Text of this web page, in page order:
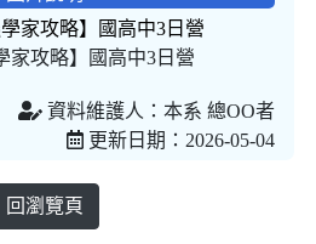
家攻略】國高中3日營
資料維護人：本系 總OO者
更新日期：2026-05-04
回瀏覽頁